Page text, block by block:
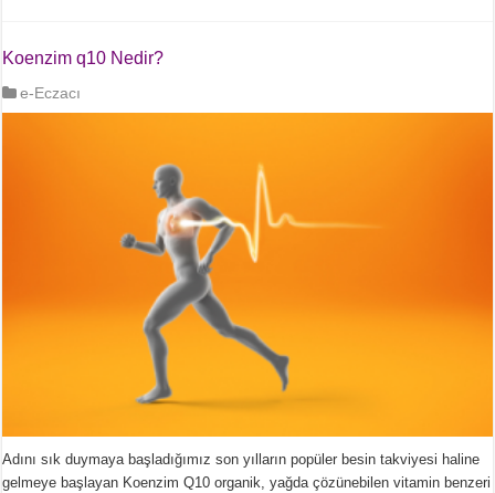
Koenzim q10 Nedir?
e-Eczacı
Adını sık duymaya başladığımız son yılların popüler besin takviyesi haline
gelmeye başlayan Koenzim Q10 organik, yağda çözünebilen vitamin benzeri